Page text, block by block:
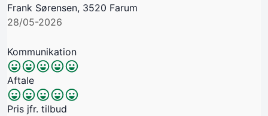
Frank Sørensen, 3520 Farum
28/05-2026
Kommunikation
Aftale
Pris jfr. tilbud